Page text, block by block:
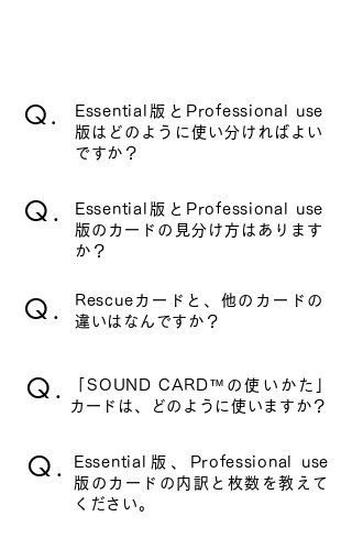
Q.
Essential版とProfessional use
版はどのように使い分ければよい
ですか？
Q.
Essential版とProfessional use
版のカードの見分け方はあります
か？
Q.
Rescueカードと、他のカードの
違いはなんですか？
Q.
「SOUND CARD™の使いかた」
カードは、どのように使いますか？
Q.
Essential版、Professional use
版のカードの内訳と枚数を教えて
ください。